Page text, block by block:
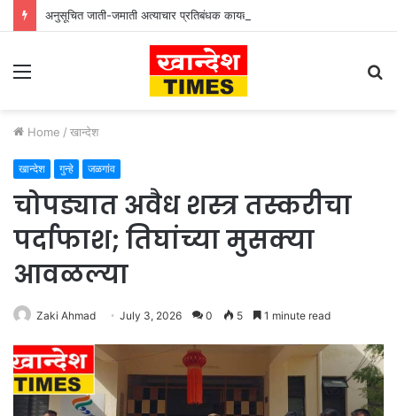
Menu
Home / खान्देश
खान्देश गुन्हे जळगांव
चोपड्यात अवैध शस्त्र तस्करीचा
पर्दाफाश; तिघांच्या मुसक्या
आवळल्या
Zaki Ahmad July 3, 2026 0 5 1 minute read